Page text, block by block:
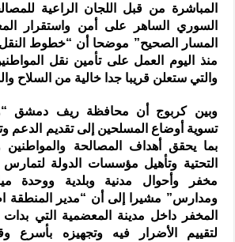
المباشرة من قبل اللجان الراعية
السوري الساهر على أمن واستقرار
المسار الصحيح” موضحا أن “خطوط
منذ اليوم العمل على تأمين نقل
والتي ستعلن قريبا جدا خالية من السلاح
وبين كربوج أن محافظة ريف دمشق
تسوية أوضاع المسلحين إلى تقديم الدعم
بما يحقق أهداف المصالحة والمواطنين
التحتية وتأهيل مؤسسات الدولة
مخفر وأحوال مدنية وبلدية ووحدة
ومدارس” مشيرا إلى أن “مدير المنطقة
المخفر داخل مدينة المعضمية التي
لتقييم الأضرار فيه وتجهيزه بأسرع